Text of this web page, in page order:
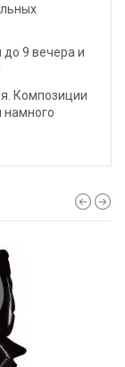
9 вечера и
Композиции
намного